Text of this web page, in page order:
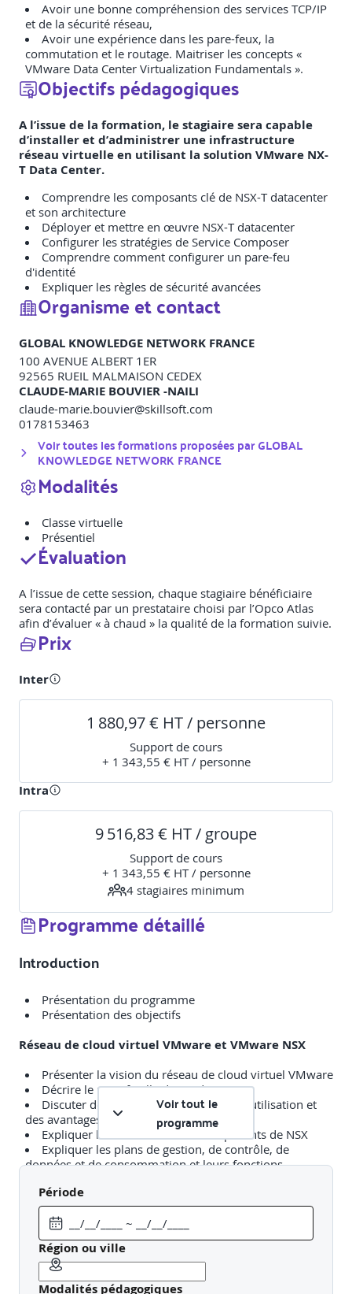
Avoir une bonne compréhension des services TCP/IP
et de la sécurité réseau,
Avoir une expérience dans les pare-feux, la
commutation et le routage. Maitriser les concepts «
VMware Data Center Virtualization Fundamentals ».
Objectifs pédagogiques
A l’issue de la formation, le stagiaire sera capable
d’installer et d’administrer une infrastructure
réseau virtuelle en utilisant la solution VMware NX-
T Data Center.
Comprendre les composants clé de NSX-T datacenter
et son architecture
Déployer et mettre en œuvre NSX-T datacenter
Configurer les stratégies de Service Composer
Comprendre comment configurer un pare-feu
d'identité
Expliquer les règles de sécurité avancées
Organisme et contact
GLOBAL KNOWLEDGE NETWORK FRANCE
100 AVENUE ALBERT 1ER
92565 RUEIL MALMAISON CEDEX
CLAUDE-MARIE BOUVIER -NAILI
claude-marie.bouvier@skillsoft.com
0178153463
Voir toutes les formations proposées parGLOBAL
KNOWLEDGE NETWORK FRANCE
Modalités
Classe virtuelle
Présentiel
Évaluation
A l’issue de cette session, chaque stagiaire bénéficiaire
sera contacté par un prestataire choisi par l’Opco Atlas
afin d’évaluer « à chaud » la qualité de la formation suivie.
Prix
Inter
1 880,97 € HT / personne
Support de cours
+ 1 343,55 € HT / personne
Intra
9 516,83 € HT / groupe
Support de cours
+ 1 343,55 € HT / personne
4 stagiaires minimum
Programme détaillé
Introduction
Présentation du programme
Présentation des objectifs
Réseau de cloud virtuel VMware et VMware NSX
Présenter la vision du réseau de cloud virtuel VMware
Décrire le portefeuille de produits NSX
Discuter des fonctionnalités, des cas d'utilisation et
des avantages de NSX
Expliquer l'architecture et les composants de NSX
Expliquer les plans de gestion, de contrôle, de
données et de consommation et leurs fonctions
Préparer l'infrastructure NSX
Déployer des nœuds VMware NSX® ManagerTM sur
des hyperviseurs ESXi
Naviguer dans l'interface utilisateur NSX
Expliquer les composants du plan de données tels
que N-VDS/VDS, les nœuds de transport, les zones de
Voir tout le
programme
Période
Région ou ville
Modalités pédagogiques